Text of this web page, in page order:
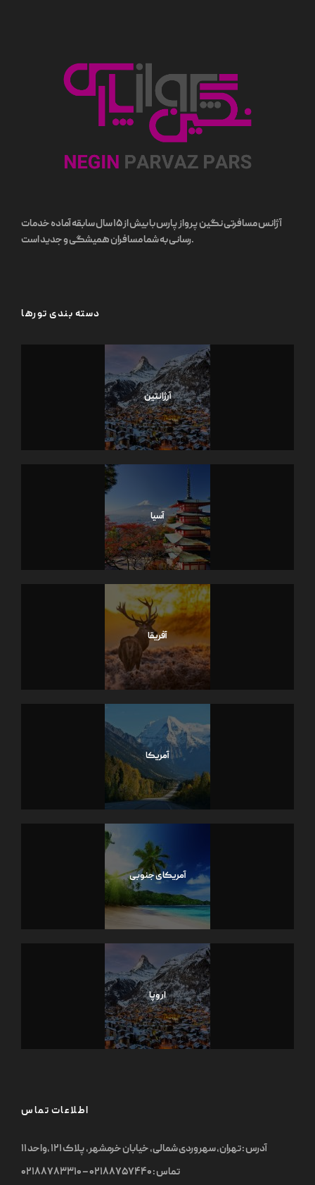
آژانس مسافرتی نگین پرواز پارس با بیش از ۱۵ سال سابقه آماده خدمات
رسانی به شما مسافران همیشگی و جدید است.
دسته بندی تورها
آرژانتین
آسیا
آفریقا
آمریکا
آمریکای جنوبی
اروپا
اطلاعات تماس
آدرس : تهران, سهروردی شمالی, خیابان خرمشهر, پلاک ۱۲۱ ,واحد ۱۱
تماس : ۰۲۱۸۸۷۵۷۴۴۰ – ۰۲۱۸۸۷۸۳۳۱۰